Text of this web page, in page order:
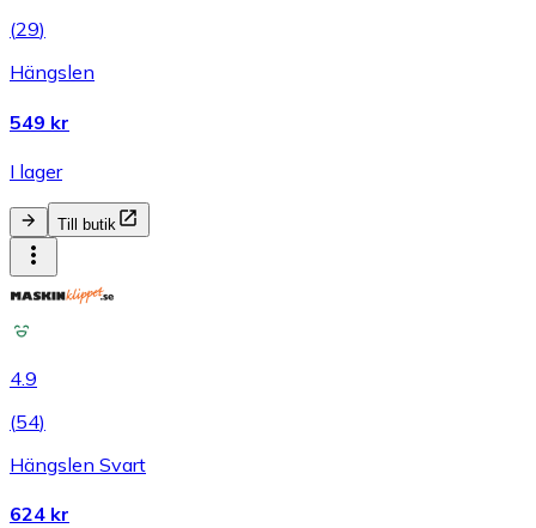
(29)
Hängslen
549 kr
I lager
Till butik
4.9
(54)
Hängslen Svart
624 kr